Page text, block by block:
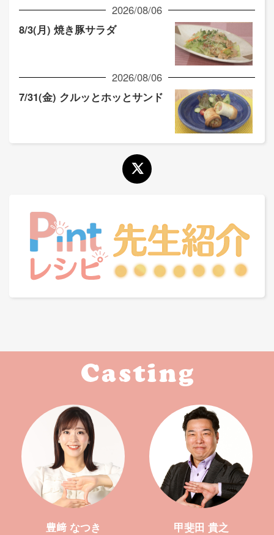
2026/08/06
8/3(月) 焼き豚サラダ
2026/08/06
7/31(金) クルッとホッとサンド
豊﨑 なつき 甲斐田 貴之